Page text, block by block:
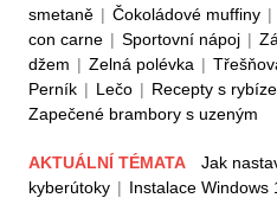
smetaně | Čokoládové muffiny |
con carne | Sportovní nápoj |
džem | Zelná polévka |
Perník | Lečo | Recepty s
Zapečené brambory s uzeným
AKTUÁLNÍ TÉMATA Jak
kyberútoky | Instalace Windows